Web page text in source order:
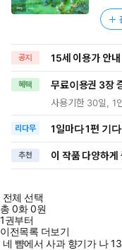
공지 15세 이용가 안내
혜택 무료이용권 3장
사용기한 30일, 1
리다무 1일마다1편 기
추천 이 작품 다양하게
전체 선택
총0화0원
1권부터
이전목록 더보기
네 뺨에서 사과 향기가 나